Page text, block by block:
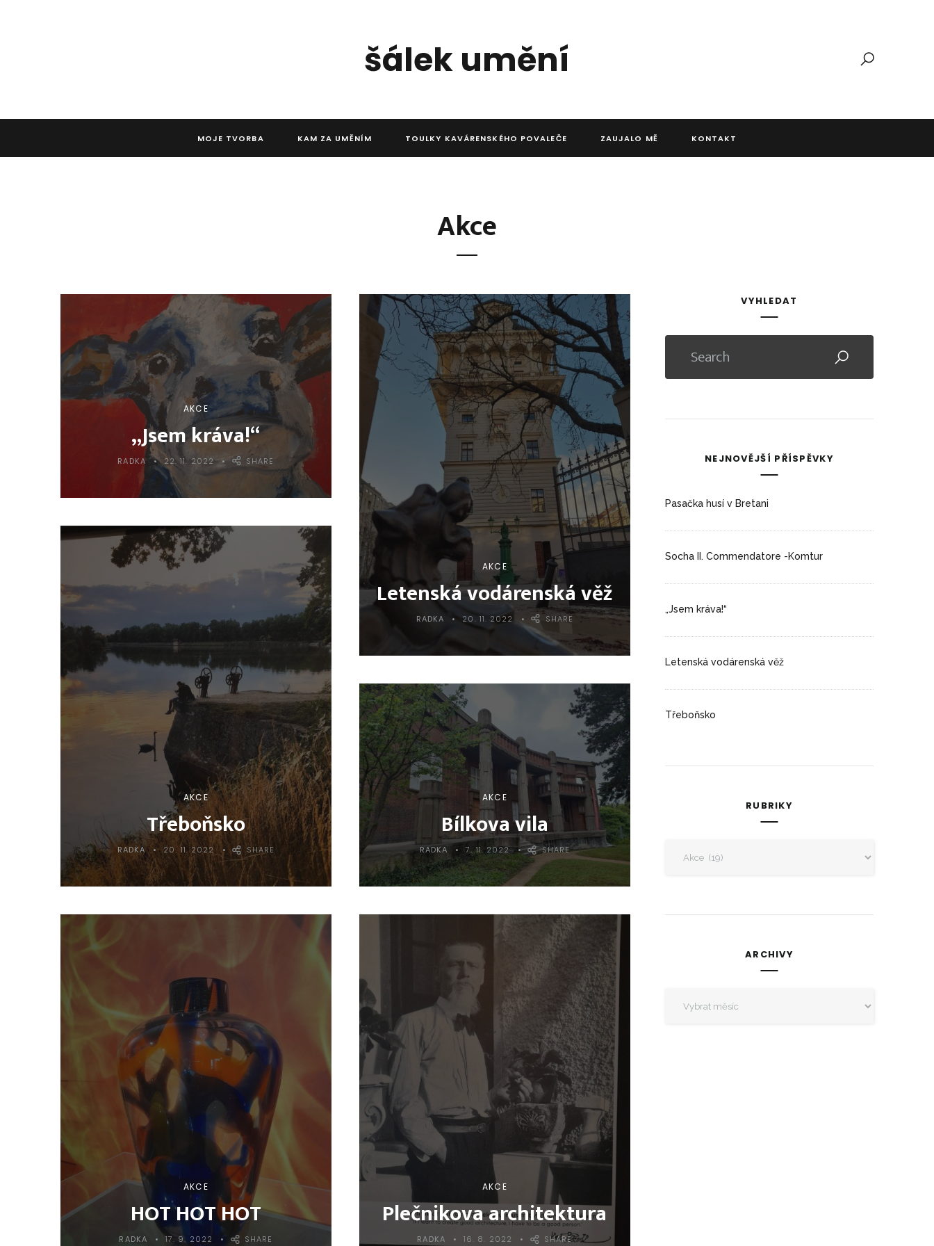
šálek umění
MOJE TVORBA KAM ZA UMĚNÍM TOULKY KAVÁRENSKÉHO POVALEČE ZAUJALO MĚ KONTAKT
Akce
AKCE
„Jsem kráva!“
RADKA 22. 11. 2022 SHARE
AKCE
Letenská vodárenská věž
RADKA 20. 11. 2022 SHARE
AKCE
Třeboňsko
RADKA 20. 11. 2022 SHARE
AKCE
Bílkova vila
RADKA 7. 11. 2022 SHARE
AKCE
HOT HOT HOT
RADKA 17. 9. 2022 SHARE
AKCE
Plečnikova architektura
RADKA 16. 8. 2022 SHARE
VYHLEDAT
NEJNOVĚJŠÍ PŘÍSPĚVKY
Pasačka husí v Bretani
Socha II. Commendatore -Komtur
„Jsem kráva!“
Letenská vodárenská věž
Třeboňsko
RUBRIKY
ARCHIVY